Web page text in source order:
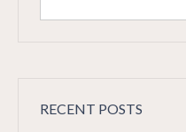
RECENT POSTS